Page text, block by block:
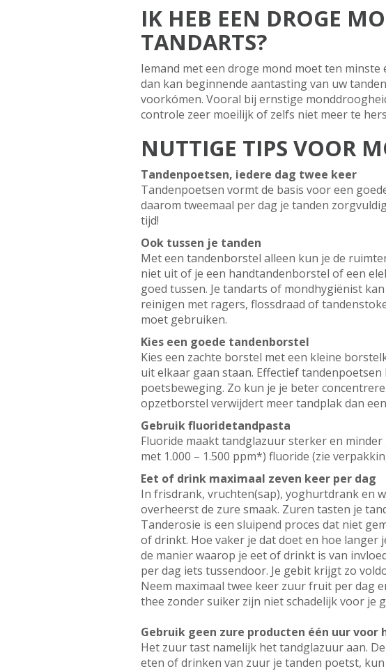
IK HEB EEN DROGE
TANDARTS?
Iemand met een droge mond moet ten
dan kan beginnende aantasting van uw
voorkómen. Vooral bij ernstige
controle zeer moeilijk of zelfs niet meer te
NUTTIGE TIPS VOOR
Tandenpoetsen, iedere dag twee keer
Tandenpoetsen vormt de basis voor een
daarom tweemaal per dag je tanden
tijd!
Ook tussen je tanden
Met een tandenborstel alleen kun je de
niet uit of je een handtandenborstel of een
goed tussen. Je tandarts of mondhygiënist
reinigen met ragers, flossdraad of
moet gebruiken.
Kies een goede tandenborstel
Kies een zachte borstel met een kleine
uit elkaar gaan staan. Effectief
poetsbeweging. Zo kun je je beter
opzetborstel verwijdert meer tandplak dan
Gebruik fluoridetandpasta
Fluoride maakt tandglazuur sterker en
met 1.000 – 1.500 ppm*) fluoride (zie
Eet of drink maximaal zeven keer per dag
In frisdrank, vruchten(sap), yoghurtdrank en
overheerst de zure smaak. Zuren tasten je
Tanderosie is een sluipend proces dat niet
of drinkt. Hoe vaker je dat doet en hoe
de manier waarop je eet of drinkt is van
per dag iets tussendoor. Je gebit krijgt zo
Neem maximaal twee keer zuur fruit per dag
thee zonder suiker zijn niet schadelijk voor je
Gebruik geen zure producten één uur voor
Het zuur tast namelijk het tandglazuur aan.
eten of drinken van zuur je tanden poetst,